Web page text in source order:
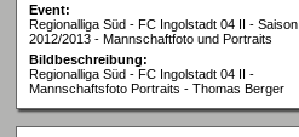
Event:
Regionalliga Süd - FC Ingolstadt 04 II - Saison
2012/2013 - Mannschaftfoto und Portraits
Bildbeschreibung:
Regionalliga Süd - FC Ingolstadt 04 II -
Mannschaftsfoto Portraits - Thomas Berger